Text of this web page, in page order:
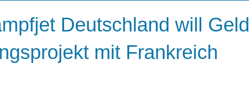
Deutschland will Geld
mit Frankreich